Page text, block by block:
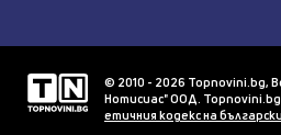
© 2010 - 2026 Topnovini.bg,
Нотисиас" ООД. Topnovini.bg
етичния кодекс на